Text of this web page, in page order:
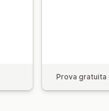
Prova gratuita